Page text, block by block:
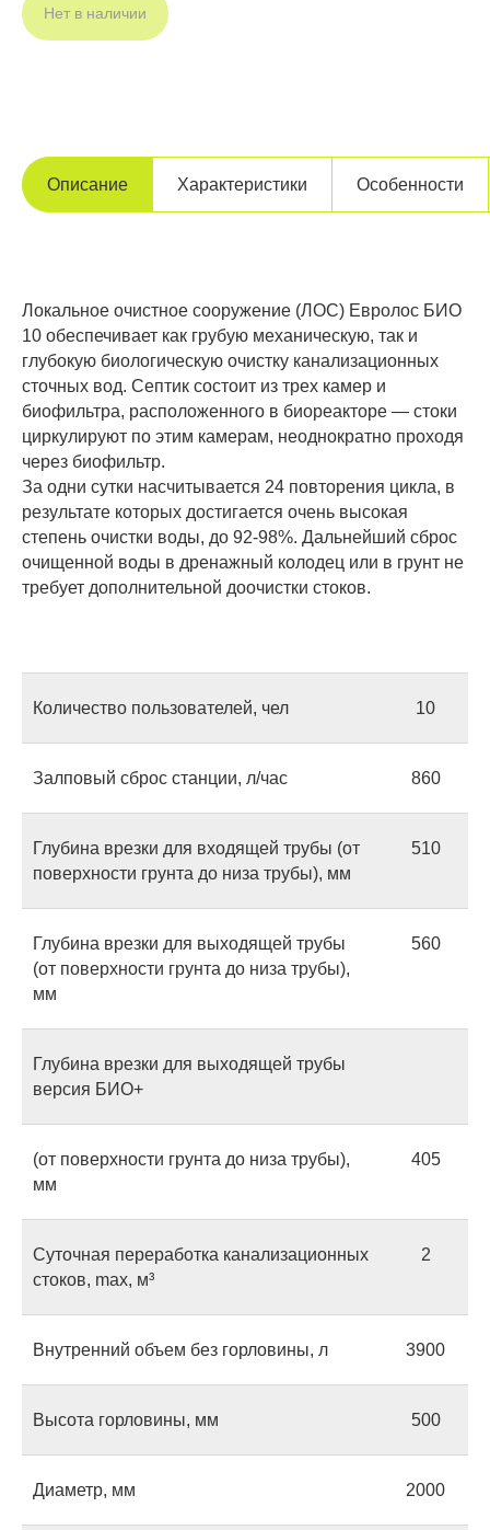
Нет в наличии
Описание Характеристики Особенности
Локальное очистное сооружение (ЛОС) Евролос БИО
10 обеспечивает как грубую механическую, так и
глубокую биологическую очистку канализационных
сточных вод. Септик состоит из трех камер и
биофильтра, расположенного в биореакторе — стоки
циркулируют по этим камерам, неоднократно проходя
через биофильтр.
За одни сутки насчитывается 24 повторения цикла, в
результате которых достигается очень высокая
степень очистки воды, до 92-98%. Дальнейший сброс
очищенной воды в дренажный колодец или в грунт не
требует дополнительной доочистки стоков.
Количество пользователей, чел 10
Залповый сброс станции, л/час 860
Глубина врезки для входящей трубы (от
поверхности грунта до низа трубы), мм
510
Глубина врезки для выходящей трубы
(от поверхности грунта до низа трубы),
мм
560
Глубина врезки для выходящей трубы
версия БИО+
(от поверхности грунта до низа трубы),
мм
405
Суточная переработка канализационных
стоков, max, м³
2
Внутренний объем без горловины, л 3900
Высота горловины, мм 500
Диаметр, мм 2000